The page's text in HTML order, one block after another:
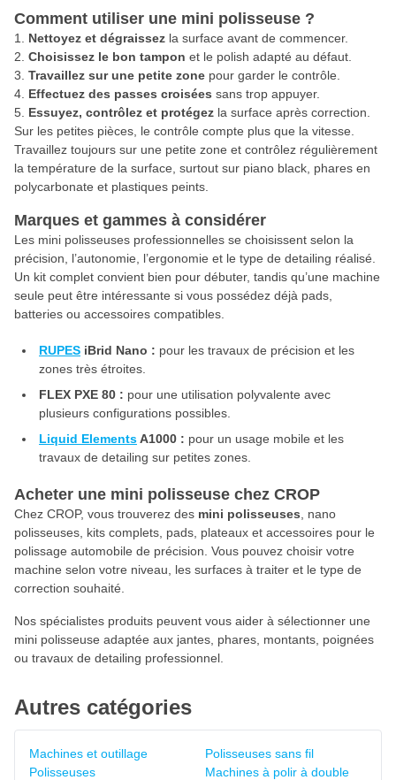
Comment utiliser une mini polisseuse ?
Nettoyez et dégraissez la surface avant de commencer.
Choisissez le bon tampon et le polish adapté au défaut.
Travaillez sur une petite zone pour garder le contrôle.
Effectuez des passes croisées sans trop appuyer.
Essuyez, contrôlez et protégez la surface après correction.
Sur les petites pièces, le contrôle compte plus que la vitesse.
Travaillez toujours sur une petite zone et contrôlez régulièrement
la température de la surface, surtout sur piano black, phares en
polycarbonate et plastiques peints.
Marques et gammes à considérer
Les mini polisseuses professionnelles se choisissent selon la
précision, l’autonomie, l’ergonomie et le type de detailing réalisé.
Un kit complet convient bien pour débuter, tandis qu’une machine
seule peut être intéressante si vous possédez déjà pads,
batteries ou accessoires compatibles.
RUPES iBrid Nano : pour les travaux de précision et les
zones très étroites.
FLEX PXE 80 : pour une utilisation polyvalente avec
plusieurs configurations possibles.
Liquid ElementsA1000 : pour un usage mobile et les
travaux de detailing sur petites zones.
Acheter une mini polisseuse chez CROP
Chez CROP, vous trouverez des mini polisseuses , nano
polisseuses, kits complets, pads, plateaux et accessoires pour le
polissage automobile de précision. Vous pouvez choisir votre
machine selon votre niveau, les surfaces à traiter et le type de
correction souhaité.
Nos spécialistes produits peuvent vous aider à sélectionner une
mini polisseuse adaptée aux jantes, phares, montants, poignées
ou travaux de detailing professionnel.
Autres catégories
Machines et outillage
Polisseuses
Polisseuses sans fil
Machines à polir à double